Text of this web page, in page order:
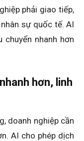
phải giao tiếp,
sự quốc tế. AI
nhanh hơn
hơn, linh
doanh nghiệp cần
AI cho phép dịch